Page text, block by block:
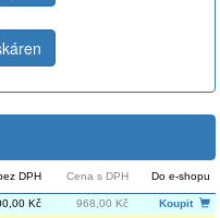
DPH Cena s DPH Do e-shopu
Kč 968,00 Kč
Koupit